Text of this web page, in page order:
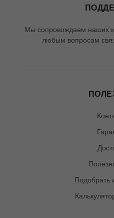
Мы сопровождаем наших
любым вопросам
Подобрать